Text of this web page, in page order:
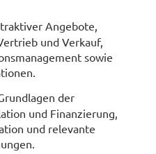
Angebote,
und Verkauf,
sowie
der
und Finanzierung,
und relevante